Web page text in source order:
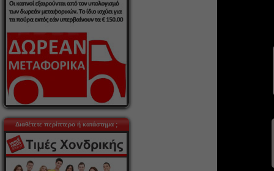
Διαθέτετε περίπτερο ή κατάστημα ;